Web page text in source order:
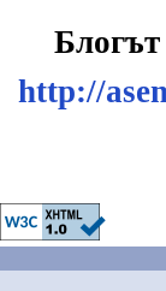
http://